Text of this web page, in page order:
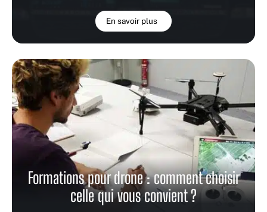
En savoir plus
Formations pour drone : comment choisir
celle qui vous convient ?